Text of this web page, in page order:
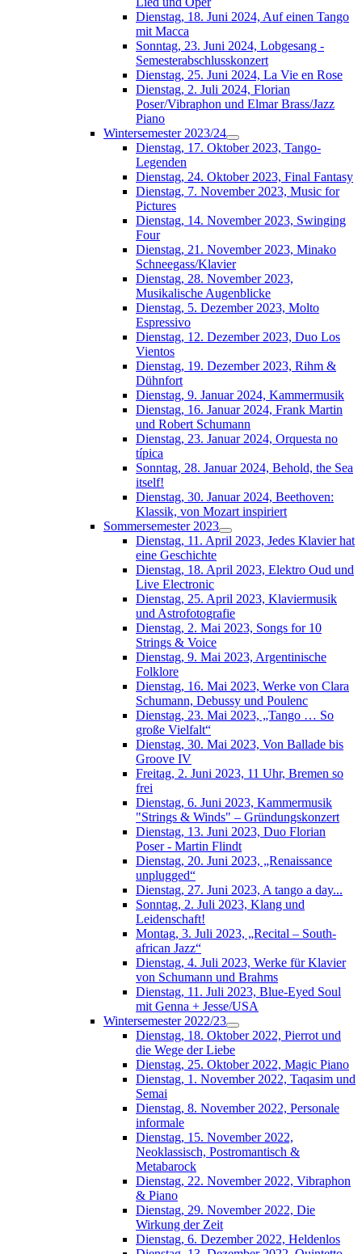
Dienstag, 18. Juni 2024, Auf einen Tango
mit Macca
Sonntag, 23. Juni 2024, Lobgesang -
Semesterabschlusskonzert
Dienstag, 25. Juni 2024, La Vie en Rose
Dienstag, 2. Juli 2024, Florian
Poser/Vibraphon und Elmar Brass/Jazz
Piano
Wintersemester 2023/24
Dienstag, 17. Oktober 2023, Tango-
Legenden
Dienstag, 24. Oktober 2023, Final Fantasy
Dienstag, 7. November 2023, Music for
Pictures
Dienstag, 14. November 2023, Swinging
Four
Dienstag, 21. November 2023, Minako
Schneegass/Klavier
Dienstag, 28. November 2023,
Musikalische Augenblicke
Dienstag, 5. Dezember 2023, Molto
Espressivo
Dienstag, 12. Dezember 2023, Duo Los
Vientos
Dienstag, 19. Dezember 2023, Rihm &
Dühnfort
Dienstag, 9. Januar 2024, Kammermusik
Dienstag, 16. Januar 2024, Frank Martin
und Robert Schumann
Dienstag, 23. Januar 2024, Orquesta no
típica
Sonntag, 28. Januar 2024, Behold, the Sea
itself!
Dienstag, 30. Januar 2024, Beethoven:
Klassik, von Mozart inspiriert
Sommersemester 2023
Dienstag, 11. April 2023, Jedes Klavier hat
eine Geschichte
Dienstag, 18. April 2023, Elektro Oud und
Live Electronic
Dienstag, 25. April 2023, Klaviermusik
und Astrofotografie
Dienstag, 2. Mai 2023, Songs for 10
Strings & Voice
Dienstag, 9. Mai 2023, Argentinische
Folklore
Dienstag, 16. Mai 2023, Werke von Clara
Schumann, Debussy und Poulenc
Dienstag, 23. Mai 2023, „Tango … So
große Vielfalt“
Dienstag, 30. Mai 2023, Von Ballade bis
Groove IV
Freitag, 2. Juni 2023, 11 Uhr, Bremen so
frei
Dienstag, 6. Juni 2023, Kammermusik
"Strings & Winds" – Gründungskonzert
Dienstag, 13. Juni 2023, Duo Florian
Poser - Martin Flindt
Dienstag, 20. Juni 2023, „Renaissance
unplugged“
Dienstag, 27. Juni 2023, A tango a day...
Sonntag, 2. Juli 2023, Klang und
Leidenschaft!
Montag, 3. Juli 2023, „Recital – South-
african Jazz“
Dienstag, 4. Juli 2023, Werke für Klavier
von Schumann und Brahms
Dienstag, 11. Juli 2023, Blue-Eyed Soul
mit Genna + Jesse/USA
Wintersemester 2022/23
Dienstag, 18. Oktober 2022, Pierrot und
die Wege der Liebe
Dienstag, 25. Oktober 2022, Magic Piano
Dienstag, 1. November 2022, Taqasim und
Semai
Dienstag, 8. November 2022, Personale
informale
Dienstag, 15. November 2022,
Neoklassisch, Postromantisch &
Metabarock
Dienstag, 22. November 2022, Vibraphon
& Piano
Dienstag, 29. November 2022, Die
Wirkung der Zeit
Dienstag, 6. Dezember 2022, Heldenlos